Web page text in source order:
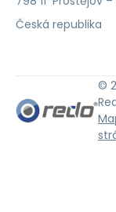
Česká republika
©